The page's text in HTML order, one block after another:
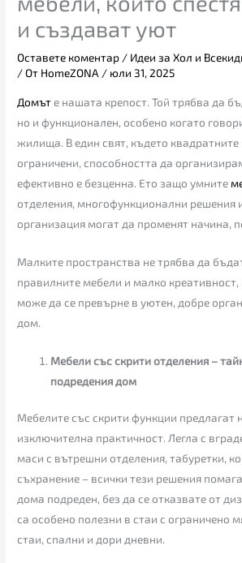
и създават уют
Оставете коментар / Идеи за Хол и
/ От HomeZONA / юли 31, 2025
Домъте нашата крепост. Той трябва да
но и функционален, особено когато
жилища. В един свят, където квадратните
ограничени, способността да
ефективно е безценна. Ето защо умните
отделения, многофункционални решения
организация могат да променят начина,
Малките пространства не трябва да
правилните мебели и малко
може да се превърне в уютен, добре
дом.
Мебели със скрити отделения –
подредения дом
Мебелите със скрити функции предлагат
изключителна практичност. Легла с
маси с вътрешни отделения, табуретки,
съхранение – всички тези решения
дома подреден, без да се отказвате от
са особено полезни в стаи с ограничено
стаи, спални и дори дневни.